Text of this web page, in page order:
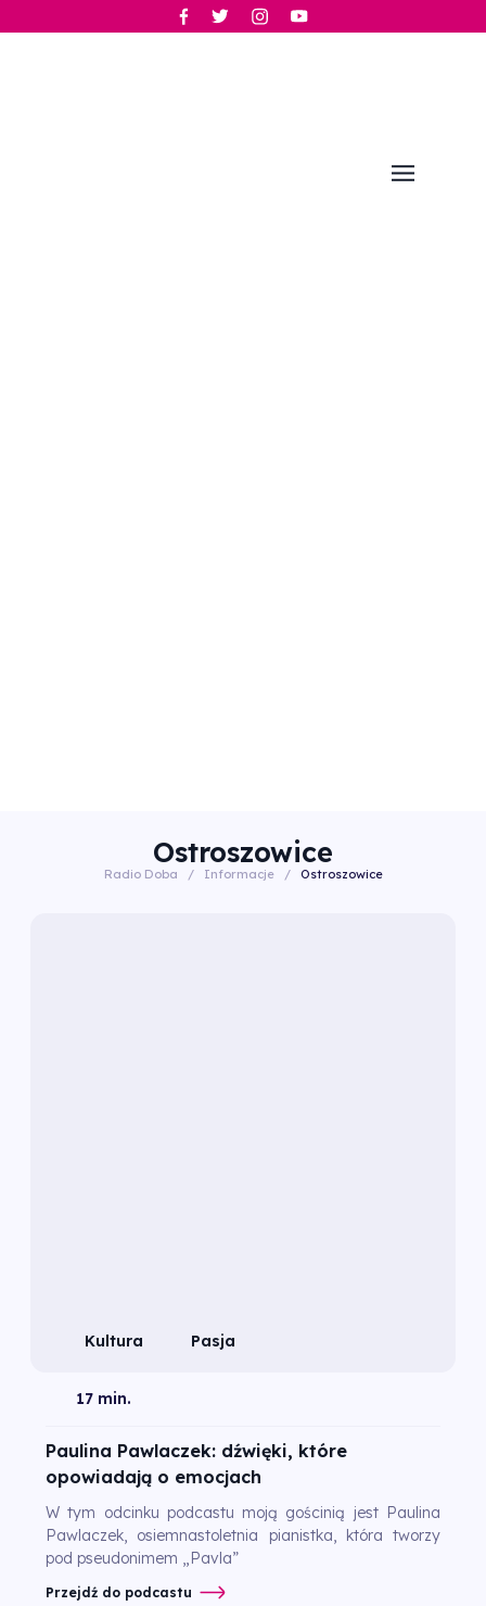
Ostroszowice
Radio Doba / Informacje / Ostroszowice
Kultura Pasja
17 min.
Paulina Pawlaczek: dźwięki, które
opowiadają o emocjach
W tym odcinku podcastu moją gościnią jest Paulina
Pawlaczek, osiemnastoletnia pianistka, która tworzy
pod pseudonimem „Pavla”
Przejdź do podcastu